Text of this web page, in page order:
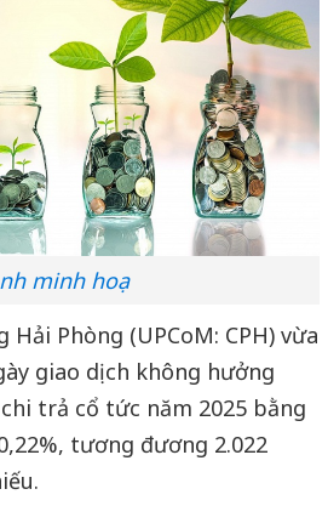
minh hoạ
Hải Phòng (UPCoM: CPH) vừa
giao dịch không hưởng
trả cổ tức năm 2025 bằng
tương đương 2.022